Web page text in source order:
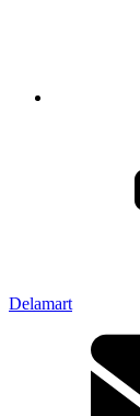
Delamart